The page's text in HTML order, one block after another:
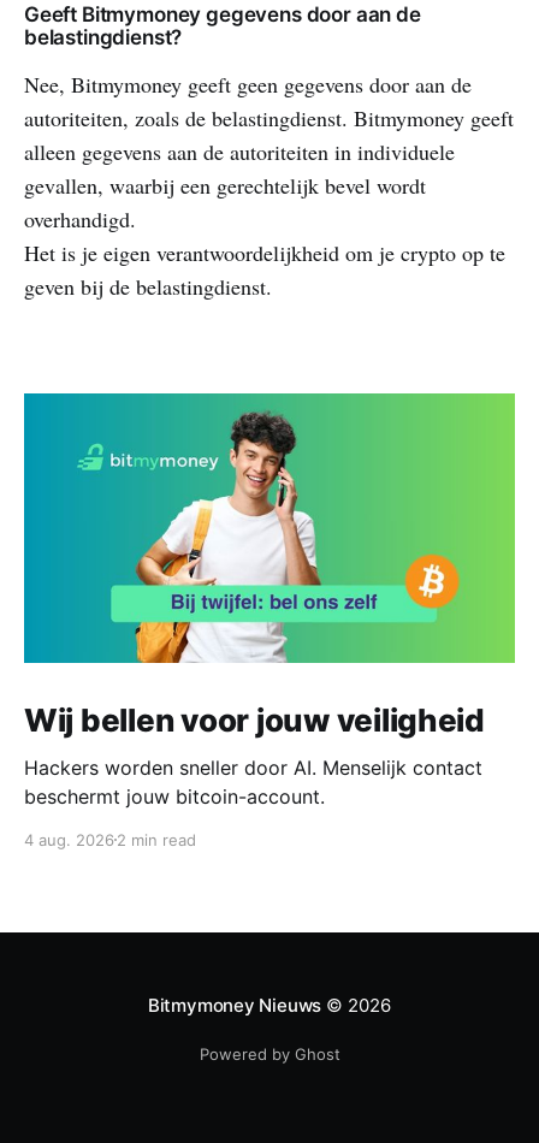
Geeft Bitmymoney gegevens door aan de
belastingdienst?
Nee, Bitmymoney geeft geen gegevens door aan de
autoriteiten, zoals de belastingdienst. Bitmymoney geeft
alleen gegevens aan de autoriteiten in individuele
gevallen, waarbij een gerechtelijk bevel wordt
overhandigd.
Het is je eigen verantwoordelijkheid om je crypto op te
geven bij de belastingdienst.
Wij bellen voor jouw veiligheid
Hackers worden sneller door AI. Menselijk contact
beschermt jouw bitcoin-account.
4 aug. 2026 2 min read
Bitmymoney Nieuws © 2026
Powered by Ghost